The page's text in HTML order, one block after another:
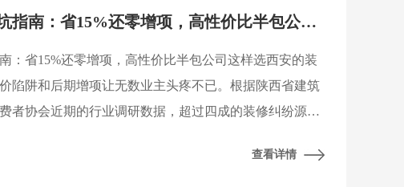
2026西安装修避坑指南：省15%还零增项，高性价比半包公司这样选
：省15%还零增项，高性价比半包公司这样选西安的装
陷阱和后期增项让无数业主头疼不已。根据陕西省建筑
者协会近期的行业调研数据，超过四成的装修纠纷源
查看详情